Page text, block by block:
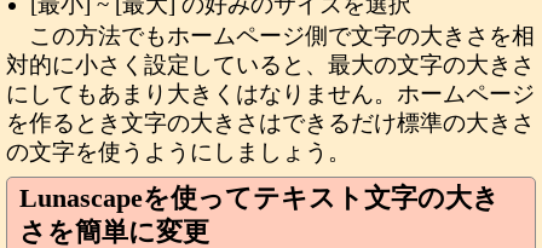
この方法でもホームページ側で文字の大きさを相
対的に小さく設定していると、最大の文字の大きさ
にしてもあまり大きくはなりません。ホームページ
を作るとき文字の大きさはできるだけ標準の大きさ
の文字を使うようにしましょう。
Lunascapeを使ってテキスト文字の大き
さを簡単に変更